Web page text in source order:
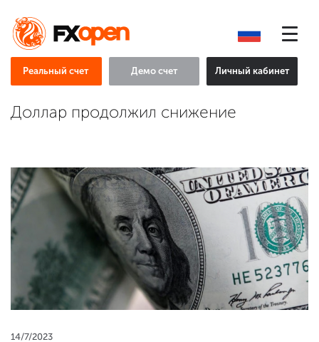
Реальный счет Демо счет Личный кабинет
Доллар продолжил снижение
14/7/2023